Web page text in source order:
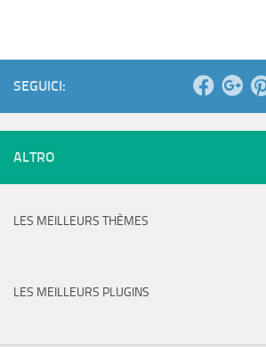
SEGUICI:
ALTRO
LES MEILLEURS THÈMES
LES MEILLEURS PLUGINS